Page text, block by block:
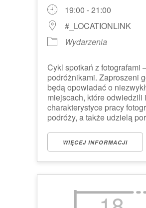
19:00 - 21:00
#_LOCATIONLINK
Wydarzenia
Cykl spotkań z fotografami
podróżnikami. Zaproszeni
będą opowiadać o
miejscach, które odwiedzili i
charakterystyce pracy
podróży, a także udzielą
WIĘCEJ INFORMACJI